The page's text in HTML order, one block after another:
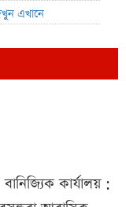
এখানে
কার্যালয় :